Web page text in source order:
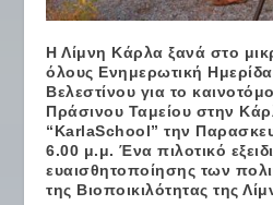
Η Λίμνη Κάρλα ξανά στο
όλους Ενημερωτική
Βελεστίνου για το
Πράσινου Ταμείου στην
“KarlaSchool” την
6.00 μ.μ. Ένα πιλοτικό
ευαισθητοποίησης των
της Βιοποικιλότητας της